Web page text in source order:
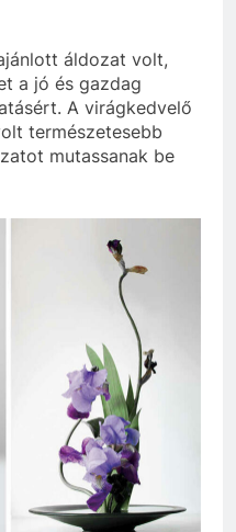
áldozat volt,
a jó és gazdag
A virágkedvelő
természetesebb
mutassanak be